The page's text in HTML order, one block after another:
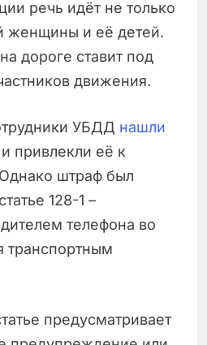
речь идёт не только
женщины и её детей.
дороге ставит под
движения.
УБДД нашли
привлекли её к
Однако штраф был
128-1 –
телефона во
транспортным
предусматривает